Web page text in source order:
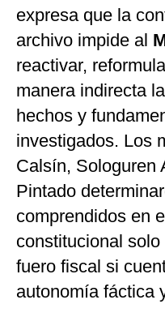
expresa que la
archivo impide al
reactivar,
manera indirecta
hechos y
investigados. Los
Calsín, Sologuren
Pintado
comprendidos en
constitucional
fuero fiscal si
autonomía fáctica